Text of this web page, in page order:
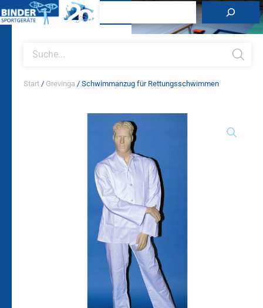
Inhalt
search
Start / Grevinga / Schwimmanzug für Rettungsschwimmen